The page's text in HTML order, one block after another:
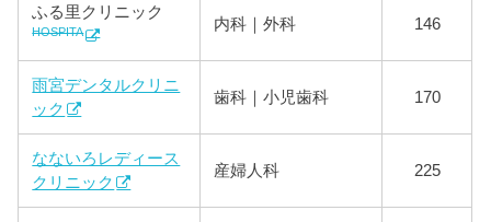
ふる里クリニック
HOSPITA 内科｜外科 146
雨宮デンタルクリニ
ック
歯科｜小児歯科 170
なないろレディース
クリニック
産婦人科 225